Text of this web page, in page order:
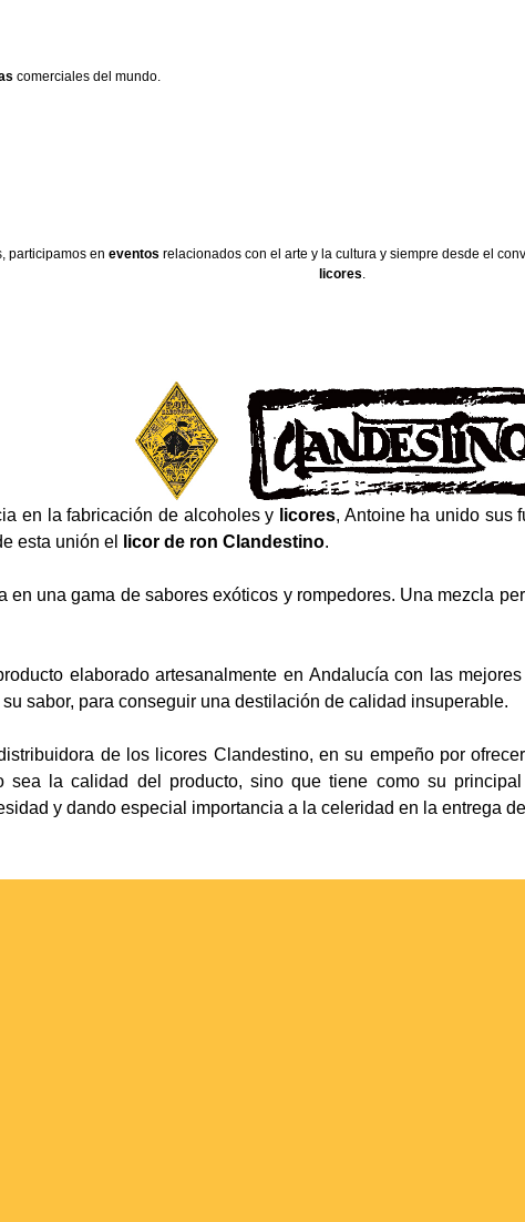
comerciales del mundo.
participamos en eventos relacionados con el arte y la cultura y siempre desde el
licores.
en la fabricación de alcoholes y licores, Antoine ha unido sus
esta unión el
licor de ron Clandestino.
en una gama de sabores exóticos y rompedores. Una mezcla
elaborado artesanalmente en Andalucía con las
sabor, para conseguir una destilación de calidad insuperable.
de los licores Clandestino, en su empeño por
la calidad del producto, sino que tiene como su
y dando especial importancia a la celeridad en la entrega